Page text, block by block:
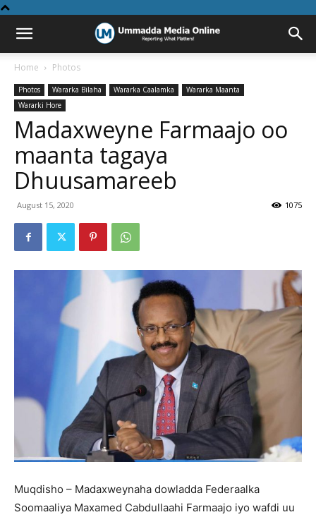
Home Photos
Photos Wararka Bilaha Wararka Caalamka
Wararka Maanta
Wararki Hore
Madaxweyne Farmaajo oo
maanta tagaya
Dhuusamareeb
August 15, 2020 1075
Muqdisho – Madaxweynaha dowladda Federaalka
Soomaaliya Maxamed Cabdullaahi Farmaajo iyo wafdi uu